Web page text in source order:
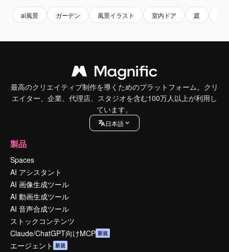
ai風景 ガーデン 風景イラスト 室内ドア 庭
最高のクリエイティブ制作を導くためのプラットフォーム。クリ
エイター、企業、代理店、スタジオを含む100万人以上が利用し
ています。
日本語
製品
Spaces
AI アシスタント
AI 画像生成ツール
AI 動画生成ツール
AI 音声合成ツール
ストックコンテンツ
Claude/ChatGPT向けMCP 新規
エージェント 新規